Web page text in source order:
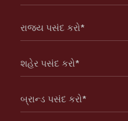
રાજ્ય પસંદ કરો*
શહેર પસંદ કરો*
બ્રાન્ડ પસંદ કરો*